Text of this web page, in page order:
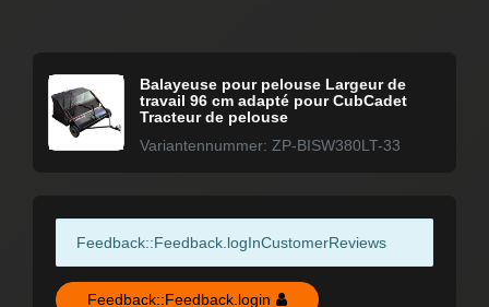
Balayeuse pour pelouse Largeur de
travail 96 cm adapté pour CubCadet
Tracteur de pelouse
Variantennummer: ZP-BISW380LT-33
Feedback::Feedback.logInCustomerReviews
Feedback::Feedback.login